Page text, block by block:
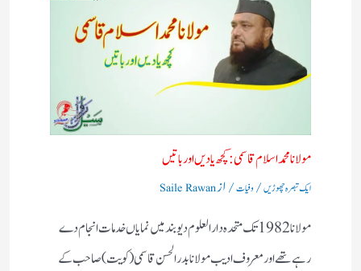
مولانا محمد اسلام قاسمی: کچھ یادیں اور باتیں​
ایک تبصرہ چھوڑیں/ وفیات/ ازSaile Rawan
مولانا 1982 تک متحدہ دارالعلوم دیوبند میں نمایاں خدمات انجام دے
رہے تھے اور معروف ادیب مولانا بدر الحسن قاسمی (کویت) صاحب کے